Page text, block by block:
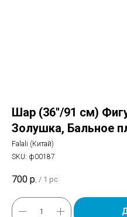
Шар (36''/91 см)
Золушка, Бальное
Falali (Китай)
SKU: ф00187
700 р. / 1 pc